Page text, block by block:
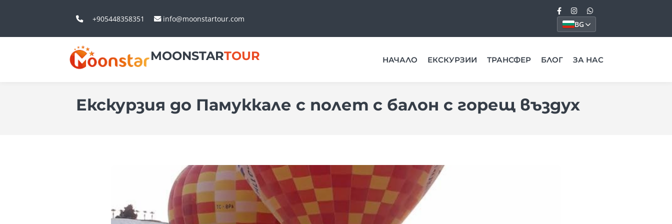
+905448358351 info@moonstartour.com
BG
MOONSTARTOUR НАЧАЛО ЕКСКУРЗИИ ТРАНСФЕР БЛОГ ЗА НАС
Екскурзия до Памуккале с полет с балон с горещ въздух